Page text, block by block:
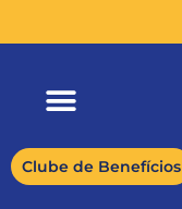
Clube de Benefícios